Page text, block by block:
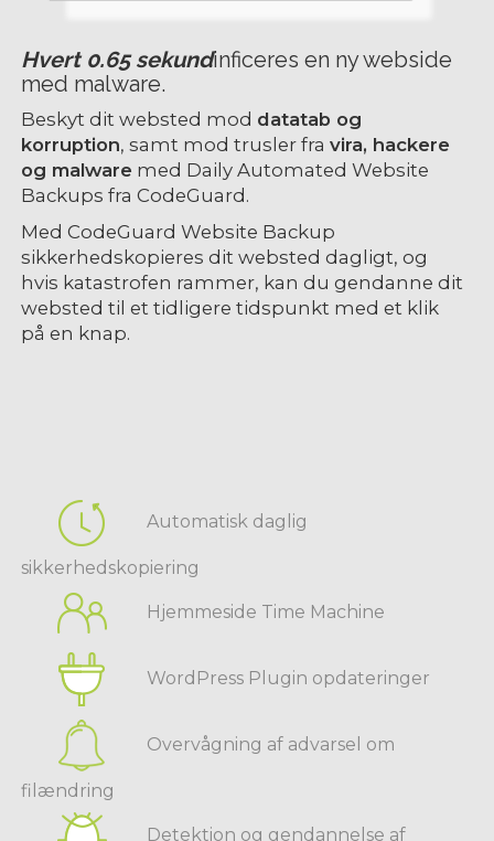
Hvert 0.65 sekundinficeres en ny webside
med malware.
Beskyt dit websted mod datatab og
korruption, samt mod trusler fra vira, hackere
og malware med Daily Automated Website
Backups fra CodeGuard.
Med CodeGuard Website Backup
sikkerhedskopieres dit websted dagligt, og
hvis katastrofen rammer, kan du gendanne dit
websted til et tidligere tidspunkt med et klik
på en knap.
Automatisk daglig
sikkerhedskopiering
Hjemmeside Time Machine
WordPress Plugin opdateringer
Overvågning af advarsel om
filændring
Detektion og gendannelse af